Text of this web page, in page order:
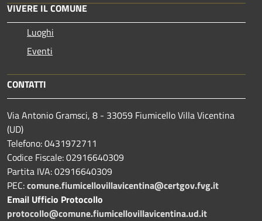
VIVERE IL COMUNE
Luoghi
Eventi
CONTATTI
Via Antonio Gramsci, 8 - 33059 Fiumicello Villa Vicentina
(UD)
Telefono: 0431972711
Codice Fiscale: 02916640309
Partita IVA: 02916640309
PEC:comune.fiumicellovillavicentina@certgov.fvg.it
Email Ufficio Protocollo
protocollo@comune.fiumicellovillavicentina.ud.it